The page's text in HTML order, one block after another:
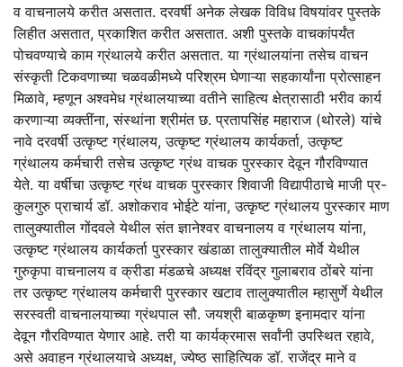
व वाचनालये करीत असतात. दरवर्षी अनेक लेखक विविध विषयांवर पुस्तके
लिहीत असतात, प्रकाशित करीत असतात. अशी पुस्तके वाचकांपर्यंत
पोचवण्याचे काम ग्रंथालये करीत असतात. या ग्रंथालयांना तसेच वाचन
संस्कृती टिकवणाच्या चळवळीमध्ये परिश्रम घेणाऱ्या सहकार्यांना प्रोत्साहन
मिळावे, म्हणून अश्वमेध ग्रंथालयाच्या वतीने साहित्य क्षेत्रासाठी भरीव कार्य
करणाऱ्या व्यक्तींना, संस्थांना श्रीमंत छ. प्रतापसिंह महाराज (थोरले) यांचे
नावे दरवर्षी उत्कृष्ट ग्रंथालय, उत्कृष्ट ग्रंथालय कार्यकर्ता, उत्कृष्ट
ग्रंथालय कर्मचारी तसेच उत्कृष्ट ग्रंथ वाचक पुरस्कार देवून गौरविण्यात
येते. या वर्षीचा उत्कृष्ट ग्रंथ वाचक पुरस्कार शिवाजी विद्यापीठाचे माजी प्र-
कुलगुरु प्राचार्य डॉ. अशोकराव भोईटे यांना, उत्कृष्ट ग्रंथालय पुरस्कार माण
तालुक्यातील गोंदवले येथील संत ज्ञानेश्वर वाचनालय व ग्रंथालय यांना,
उत्कृष्ट ग्रंथालय कार्यकर्ता पुरस्कार खंडाळा तालुक्यातील मोर्वे येथील
गुरुकृपा वाचनालय व क्रीडा मंडळचे अध्यक्ष रविंद्र गुलाबराव ठोंबरे यांना
तर उत्कृष्ट ग्रंथालय कर्मचारी पुरस्कार खटाव तालुक्यातील म्हासुर्णे येथील
सरस्वती वाचनालयाच्या ग्रंथपाल सौ. जयश्री बाळकृष्ण इनामदार यांना
देवून गौरविण्यात येणार आहे. तरी या कार्यक्रमास सर्वांनी उपस्थित रहावे,
असे अवाहन ग्रंथालयाचे अध्यक्ष, ज्येष्ठ साहित्यिक डॉ. राजेंद्र माने व